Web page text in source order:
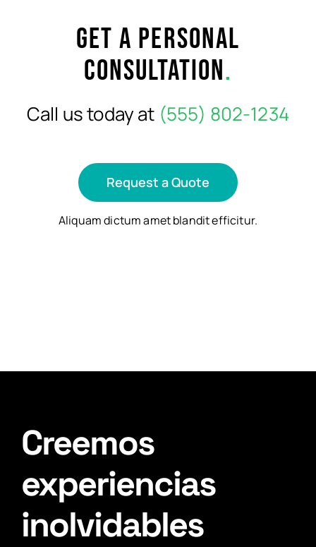
Get a personal
consultation.
Call us today at (555) 802-1234
Request a Quote
Aliquam dictum amet blandit efficitur.
Creemos
experiencias
inolvidables